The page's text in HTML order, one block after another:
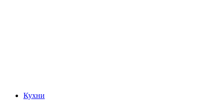
Кухни